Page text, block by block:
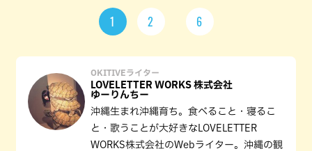
1 2 6
OKITIVEライター
LOVELETTER WORKS 株式会社
ゆーりんちー
沖縄生まれ沖縄育ち。食べること・寝るこ
と・歌うことが大好きなLOVELETTER
WORKS株式会社のWebライター。沖縄の観